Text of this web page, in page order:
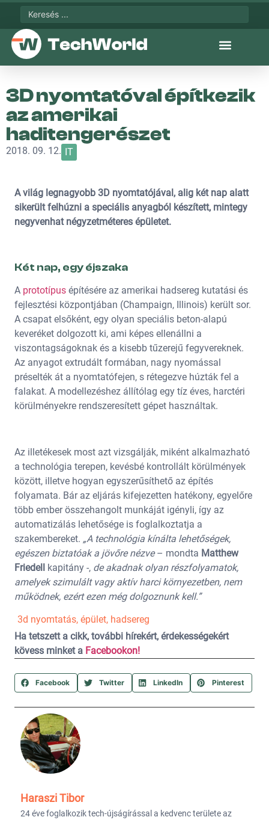
3D nyomtatóval építkezik
az amerikai
haditengerészet
2018. 09. 12. IT
A világ legnagyobb 3D nyomtatójával, alig két nap alatt
sikerült felhúzni a speciális anyagból készített, mintegy
negyvenhat négyzetméteres épületet.
Két nap, egy éjszaka
A prototípus építésére az amerikai hadsereg kutatási és
fejlesztési központjában (Champaign, Illinois) került sor.
A csapat elsőként, egy olyan speciális beton-alapú
keveréket dolgozott ki, ami képes ellenállni a
viszontagságoknak és a kisebb tűzerejű fegyvereknek.
Az anyagot extrudált formában, nagy nyomással
préselték át a nyomtatófejen, s rétegezve húzták fel a
falakat. A modellezéshez állítólag egy tíz éves, harctéri
körülményekre rendszeresített gépet használtak.
Az illetékesek most azt vizsgálják, miként alkalmazható
a technológia terepen, kevésbé kontrollált körülmények
között, illetve hogyan egyszerűsíthető az építés
folyamata. Bár az eljárás kifejezetten hatékony, egyelőre
több ember összehangolt munkáját igényli, így az
automatizálás lehetősége is foglalkoztatja a
szakembereket. „A technológia kínálta lehetőségek,
egészen biztatóak a jövőre nézve– mondta Matthew
Friedell kapitány -, de akadnak olyan részfolyamatok,
amelyek szimulált vagy aktív harci környezetben, nem
működnek, ezért ezen még dolgoznunk kell.”
3d nyomtatás, épület, hadsereg
Ha tetszett a cikk, további hírekért, érdekességekért
kövess minket a Facebookon!
Facebook Twitter LinkedIn Pinterest
Haraszi Tibor
24 éve foglalkozik tech-újságírással a kedvenc területe az